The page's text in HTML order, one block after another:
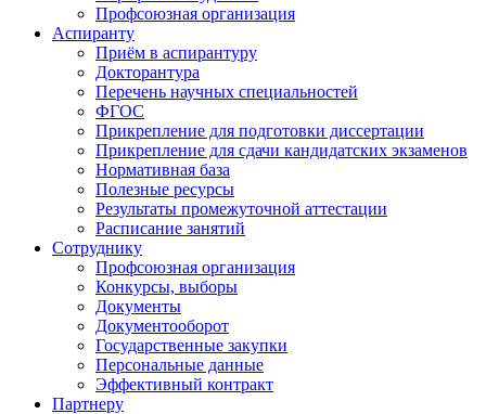
Профсоюзная организация
Аспиранту
Приём в аспирантуру
Докторантура
Перечень научных специальностей
ФГОС
Прикрепление для подготовки диссертации
Прикрепление для сдачи кандидатских экзаменов
Нормативная база
Полезные ресурсы
Результаты промежуточной аттестации
Расписание занятий
Сотруднику
Профсоюзная организация
Конкурсы, выборы
Документы
Документооборот
Государственные закупки
Персональные данные
Эффективный контракт
Партнеру